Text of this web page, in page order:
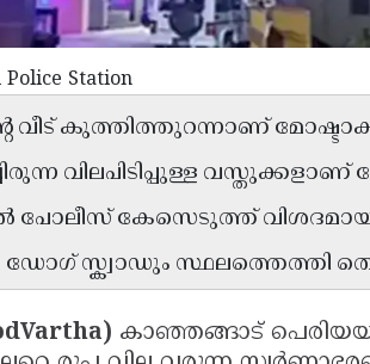
Station
വീട് കുത്തിത്തുറന്നാണ്
വിലപിടിപ്പുള്ള വസ്തുക്കളാണ്
പോലീസ് കേസെടുത്ത്
ഡോഗ് സ്ക്വാഡും സ്ഥലത്തെത്തി
കാഞ്ഞങ്ങാട്